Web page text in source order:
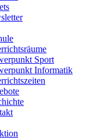
Sport
Informatik